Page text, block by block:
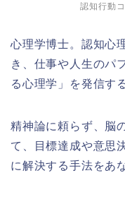
認知行動
心理学博士。認知心
き、仕事や人生のパ
る心理学」を発信す
精神論に頼らず、脳
て、目標達成や意思
に解決する手法をあ